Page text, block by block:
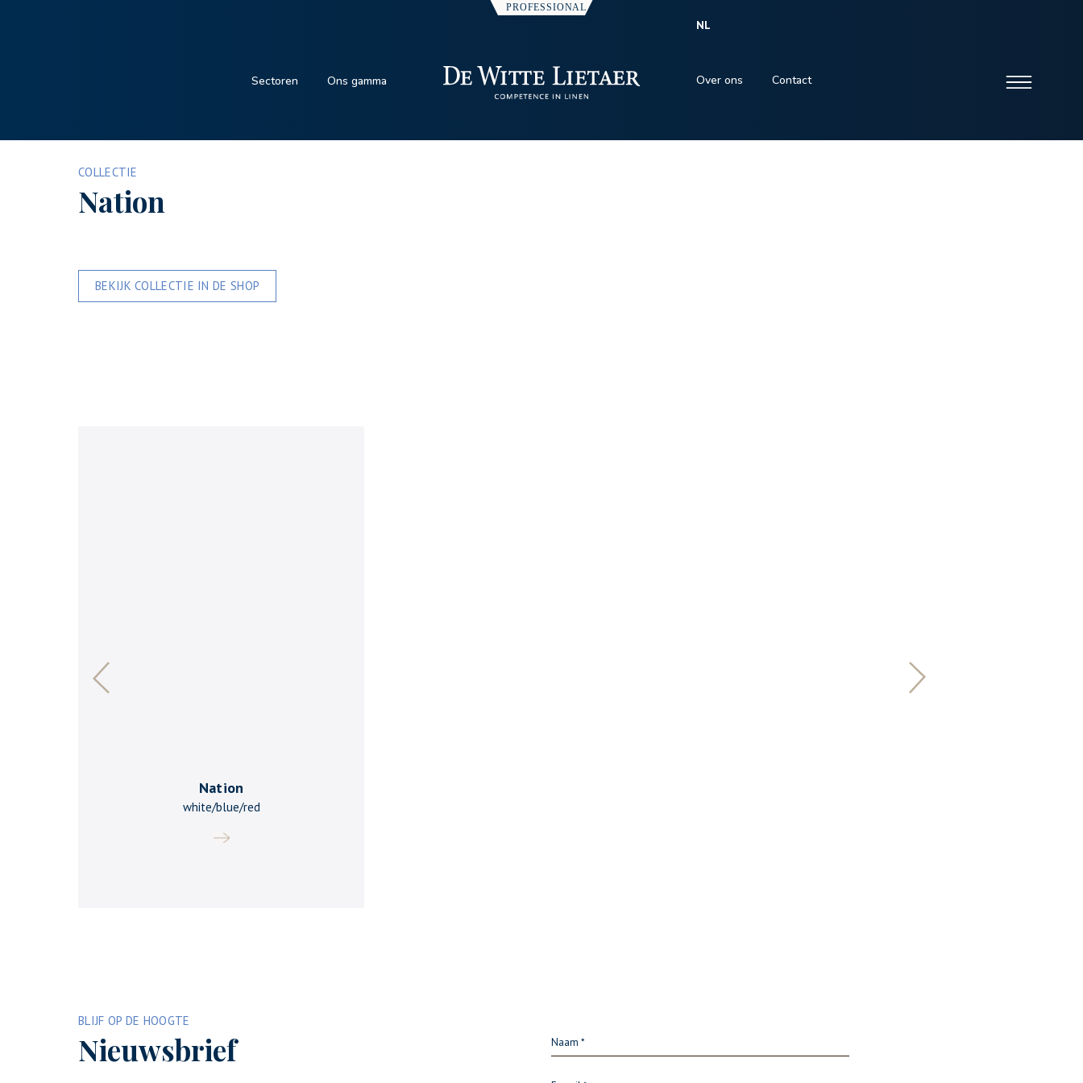
Sectoren Ons gamma
NL
Over ons Contact
COLLECTIE
Nation
BEKIJK COLLECTIE IN DE SHOP
Nation
white/blue/red
BLIJF OP DE HOOGTE
Nieuwsbrief